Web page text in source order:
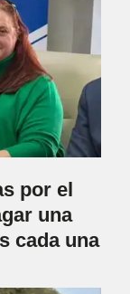
por el
una
cada una